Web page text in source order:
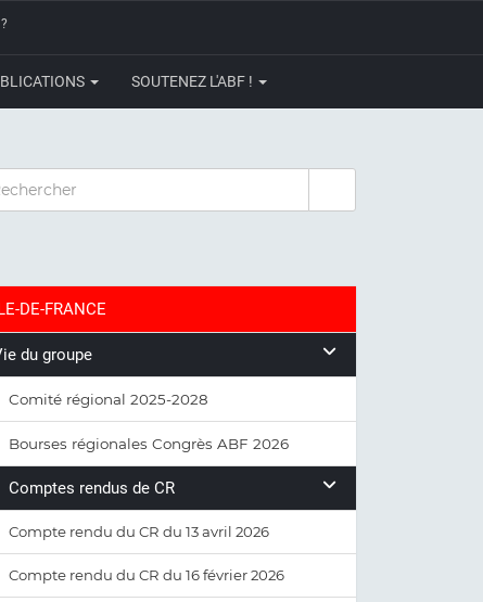
SOUTENEZ L'ABF !
DE-FRANCE
du groupe
Comité régional 2025-2028
Bourses régionales Congrès ABF 2026
Comptes rendus de CR
Compte rendu du CR du 13 avril 2026
Compte rendu du CR du 16 février 2026